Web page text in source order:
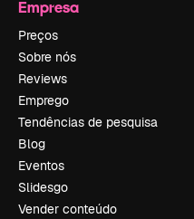
Empresa
Preços
Sobre nós
Reviews
Emprego
Tendências de pesquisa
Blog
Eventos
Slidesgo
Vender conteúdo